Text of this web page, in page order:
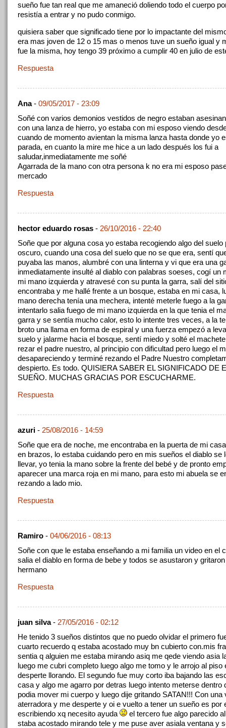
sueño fue tan real que me amaneció doliendo todo el cuerpo
resistía a entrar y no pudo conmigo.
quisiera saber que significado tiene por lo impactante del
era mas joven de 12 o 15 mas o menos tuve un sueño igual y
fue la misma, hoy tengo 39 próximo a cumplir 40 en julio de
Respuesta
Ana- 09/05/2017 - 23:09
Soñé con varios demonios vestidos de negro estaban
con una lanza de hierro, yo estaba con mi esposo viendo
cuando de momento avientan la misma lanza hasta donde yo
parada, en cuanto la mire me hice a un lado después los fui a
saludar,inmediatamente me soñé
Agarrada de la mano con otra persona k no era mi esposo
mercado
Respuesta
hector eduardo rosas - 26/10/2016 - 22:40
Soñe que por alguna cosa yo estaba recogiendo algo del suelo
oscuro, cuando una cosa del suelo que no se que era, sentí
puyaba las manos, alumbré con una linterna y vi que era una
inmediatamente insulté al diablo con palabras soeses, cogí un
mi mano izquierda y atravesé con su punta la garra, salí del
encontraba y me hallé frente a un bosque, estaba en mi casa,
mano derecha tenía una mechera, intenté meterle fuego a la
intentarlo salia fuego de mi mano izquierda en la que tenia el
garra y se sentía mucho calor, esto lo intente tres veces, a la
broto una llama en forma de espiral y una fuerza empezó a
suelo y jalarme hacia el bosque, sentí miedo y solté el
rezar el padre nuestro, al principio con dificultad pero luego el
desapareciendo y terminé rezando el Padre Nuestro
despierto. Es todo. QUISIERA SABER EL SIGNIFICADO DE
SUEÑO. MUCHAS GRACIAS POR ESCUCHARME.
Respuesta
azuri - 25/08/2016 - 14:59
Soñe que era de noche, me encontraba en la puerta de mi
en brazos, lo estaba cuidando pero en mis sueños el diablo se
llevar, yo tenia la mano sobre la frente del bebé y de pronto
aparecer una marca roja en mi mano, para esto mi abuela se
rezando a lado mio.
Respuesta
Ramiro - 04/06/2016 - 08:13
Soñe con que le estaba enseñando a mi familia un video en el
salia el diablo en forma de bebe y todos se asustaron y
hermano
Respuesta
juan silva- 27/05/2016 - 02:12
He tenido 3 sueños distintos que no puedo olvidar el primero
cuarto recuerdo q estaba acostado muy bn cubierto con.mis
sentia q alguien me estaba mirando asiq me qede viendo asia
luego me cubri completo luego algo me tomo y le arrojo al piso
desperte llorando. El segundo fue muy corto iba bajando las
casa y algo me agarro por detras luego intento meterse dentro
podia mover mi cuerpo y luego dije gritando SATAN!!! Con una
aterradora y me desperte y oi e vuelto a tener un sueño es por
escribiendo xq necesito ayuda
el tercero fue algo parecido
staba acostado mirando tele y me puse aver asiala ventana y